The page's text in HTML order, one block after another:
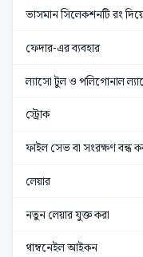
ভাসমান সিলেকশনটি রং
ফেদার-এর ব্যবহার
ল্যাসো টুল ও পলিগোনাল
স্ট্রোক
ফাইল সেভ বা সংরক্ষণ বন্ধ
লেয়ার
নতুন লেয়ার যুক্ত করা
থাম্বনেইল আইকন